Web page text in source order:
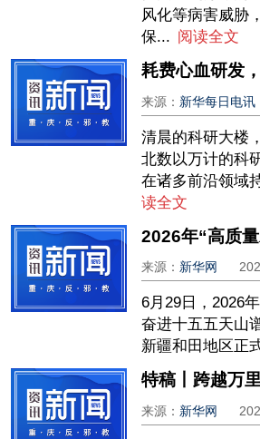
风化等病害威胁
保... 阅读全文
来源： 新华每日电讯
清晨的科研大楼
北数以万计的科
在诸多前沿领域
读全文
来源： 新华网
6月29日，2026
奋进十五五天山
新疆和田地区正
来源： 新华网